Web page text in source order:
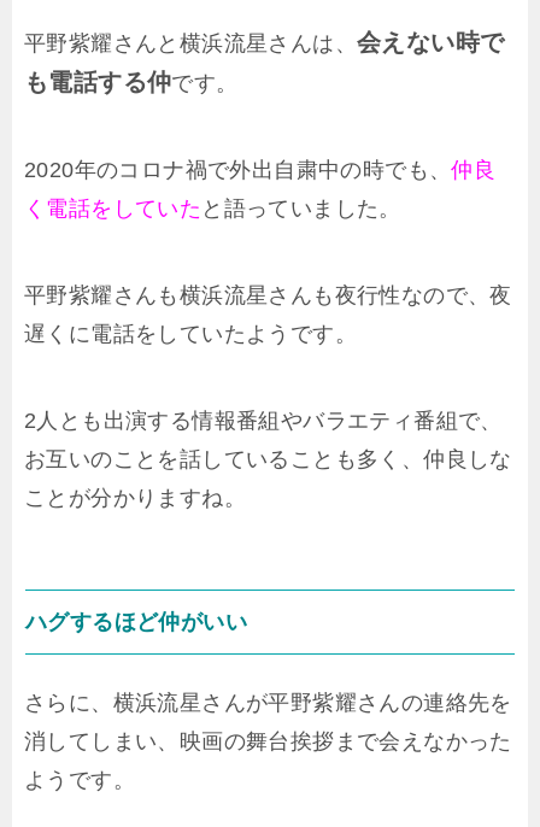
平野紫耀さんと横浜流星さんは、 会えない時で
も電話する仲です。
2020年のコロナ禍で外出自粛中の時でも、仲良
く電話をしていた と語っていました。
平野紫耀さんも横浜流星さんも夜行性なので、夜
遅くに電話をしていたようです。
2人とも出演する情報番組やバラエティ番組で、
お互いのことを話していることも多く、仲良しな
ことが分かりますね。
ハグするほど仲がいい
さらに、横浜流星さんが平野紫耀さんの連絡先を
消してしまい、映画の舞台挨拶まで会えなかった
ようです。